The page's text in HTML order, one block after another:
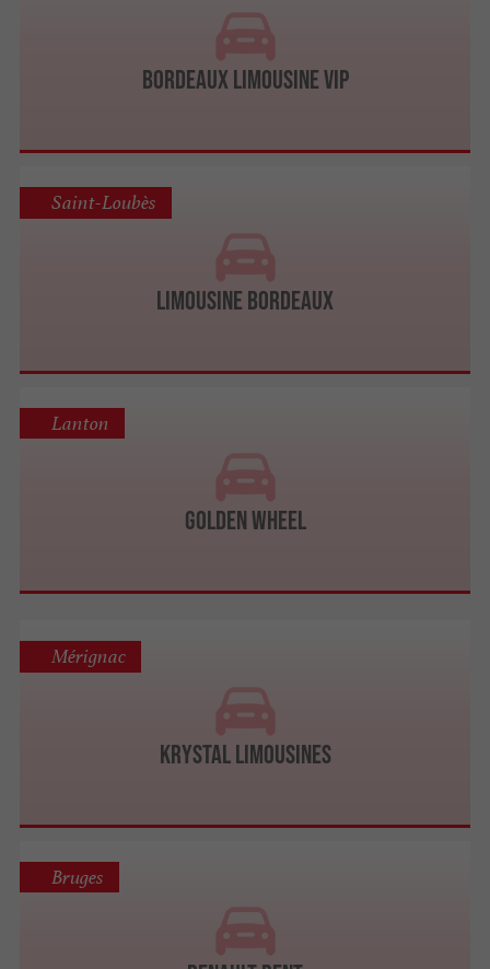
Bordeaux Limousine VIP
Limousine Bordeaux
Saint-Loubès
Golden Wheel
Lanton
Krystal limousines
Mérignac
Bruges